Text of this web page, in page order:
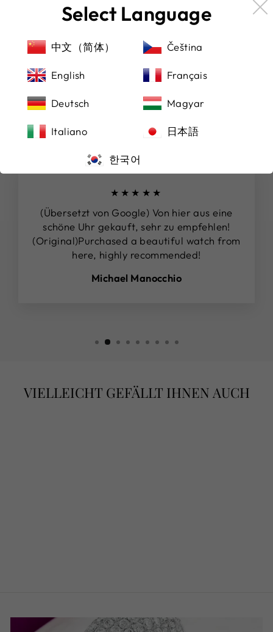
garantieren, akzeptieren wir nicht nur Paypal,
sondern auch alle renommierten Kreditkarten. So
wählen und sich gleichzeitig auf einen sicheren
DAS SAGEN UNSERE KUNDEN
★★★★★
(Übersetzt von Google) Von hier aus eine
schöne Uhr gekauft, sehr zu empfehlen!
(Original)Purchased a beautiful watch from
here, highly recommended!
Michael Manocchio
VIELLEICHT GEFÄLLT IHNEN AUCH
Select Language
中文（简体） Čeština
English Français
Deutsch Magyar
Italiano 日本語
한국어